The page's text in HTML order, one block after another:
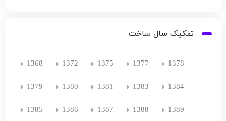
تفکیک سال ساخت
1368 1372 1375 1377 1378
1379 1380 1381 1383 1384
1385 1386 1387 1388 1389